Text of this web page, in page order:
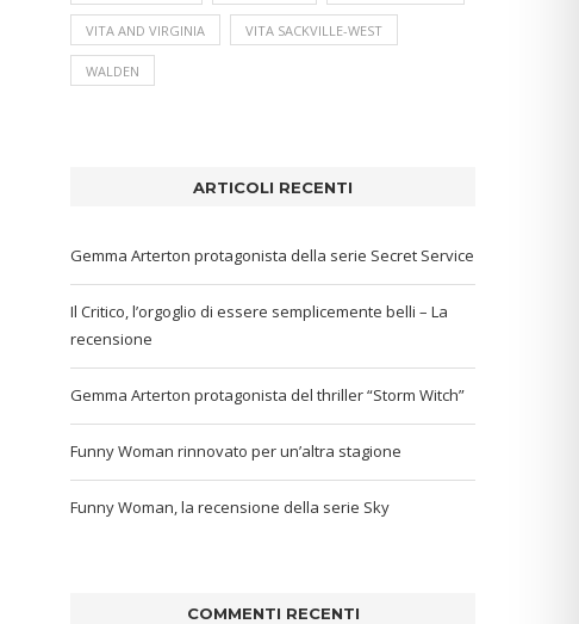
VITA AND VIRGINIA VITA SACKVILLE-WEST
WALDEN
ARTICOLI RECENTI
Gemma Arterton protagonista della serie Secret Service
Il Critico, l’orgoglio di essere semplicemente belli – La
recensione
Gemma Arterton protagonista del thriller “Storm Witch”
Funny Woman rinnovato per un’altra stagione
Funny Woman, la recensione della serie Sky
COMMENTI RECENTI